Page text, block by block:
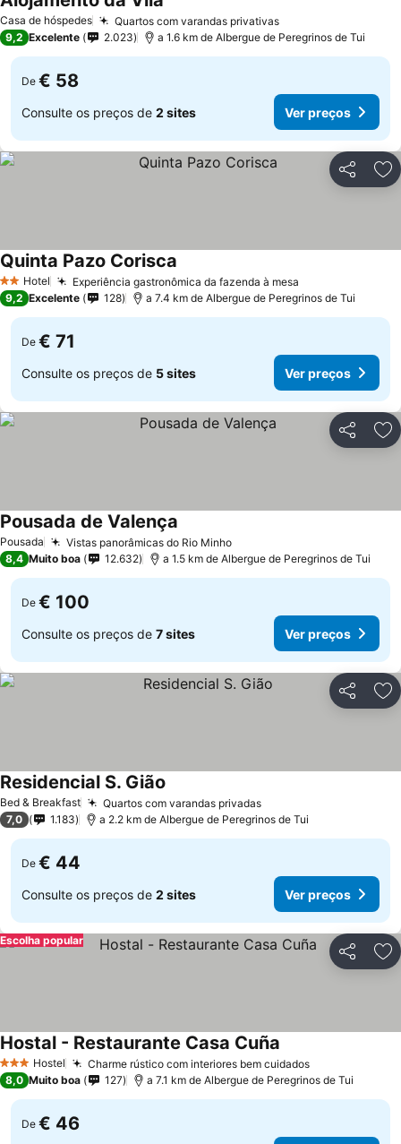
Casa de hóspedes Quartos com varandas privativas
9,2 Excelente 2.023 a 1.6 km de Albergue de Peregrinos de Tui
De € 58
Consulte os preços de 2 sites Ver preços
Partilhar
2 Estrelas
Hotel Experiência gastronômica da fazenda à mesa
Quinta Pazo Corisca
9,2 Excelente 128 a 7.4 km de Albergue de Peregrinos de Tui
De € 71
Consulte os preços de 5 sites Ver preços
Partilhar
Pousada Vistas panorâmicas do Rio Minho
Pousada de Valença
8,4 Muito boa 12.632 a 1.5 km de Albergue de Peregrinos de Tui
De € 100
Consulte os preços de 7 sites Ver preços
Partilhar
Bed & Breakfast Quartos com varandas privadas
Residencial S. Gião
7,0 1.183 a 2.2 km de Albergue de Peregrinos de Tui
De € 44
Consulte os preços de 2 sites Ver preços
Partilhar
Escolha popular
3 EstrelasHostel Charme rústico com interiores bem cuidados
Hostal - Restaurante Casa Cuña
8,0 Muito boa 127 a 7.1 km de Albergue de Peregrinos de Tui
De € 46